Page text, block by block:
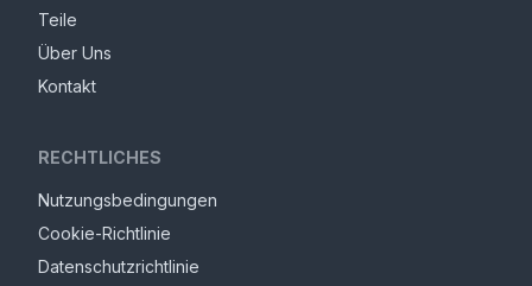
Teile
Über Uns
Kontakt
RECHTLICHES
Nutzungsbedingungen
Cookie-Richtlinie
Datenschutzrichtlinie